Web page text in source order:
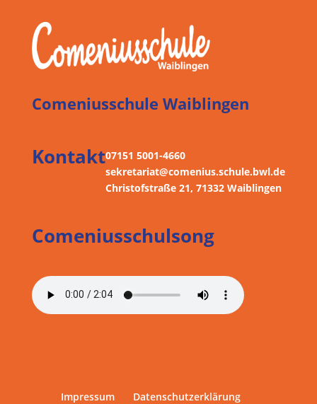
Comeniusschule Waiblingen
Kontakt07151 5001-4660
sekretariat@comenius.schule.bwl.de
Christofstraße 21, 71332 Waiblingen
Comeniusschulsong
Impressum Datenschutzerklärung